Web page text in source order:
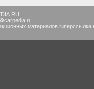
материалов гиперссылка